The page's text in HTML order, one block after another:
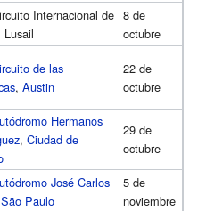
Internacional de
Lusail
8 de
octubre
de las
, Austin
22 de
octubre
Hermanos
, Ciudad de
29 de
octubre
José Carlos
São Paulo
5 de
noviembre